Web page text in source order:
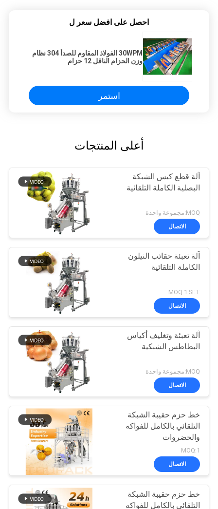
احصل على افضل سعر ل
30WPM الفولاذ المقاوم للصدأ 304 نظام
وزن الحزام الناقل 12 حزام
استمر
أعلى المنتجات
آلة قطع كيس الشبكة
البصلية الكاملة التلقائية
MOQ:مجموعة واحدة
الاتصال
آلة تعبئة حقائب النيلون
الكاملة التلقائية
MOQ:1 SET
الاتصال
آلة تعبئة وتغليف أكياس
البطاطس الشبكية
MOQ:مجموعة واحدة
الاتصال
خط حزم حقيبة الشبكة
التلقائي بالكامل للفواكه
والخضروات
MOQ:1
الاتصال
خط حزم حقيبة الشبكة
التلقائي بالكامل للفواكه